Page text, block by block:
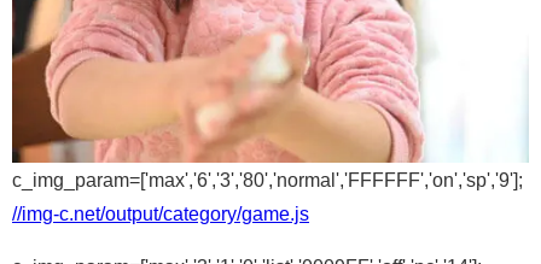
c_img_param=['max','6','3','80','normal','FFFFFF','on','sp','9'];
//img-c.net/output/category/game.js